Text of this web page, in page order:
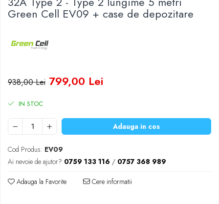
Becuri LED
Lanterne
Electrice
Prelungitoare
Stabilizatoare tensiune
Ventilatoare
Diverse gadgeturi
Cablu coaxial
Accesorii auto
Baterii Zinc-Aer
Green Cell EV09 + case de depozitare
938,00 Lei 799,00 Lei
IN STOC
Adauga in cos
Cod Produs: EV09
Ai nevoie de ajutor? 0759 133 116 / 0757 368 989
Adauga la Favorite Cere informatii